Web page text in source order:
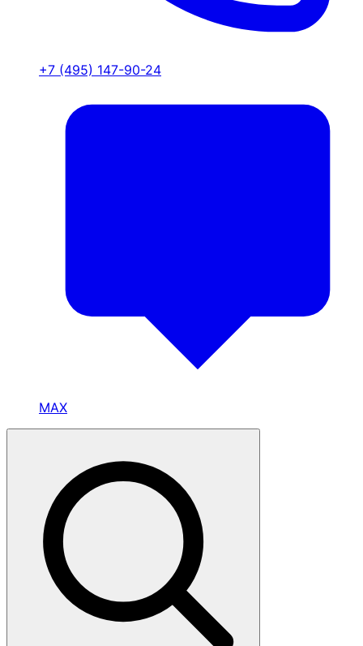
+7 (495) 147-90-24
MAX